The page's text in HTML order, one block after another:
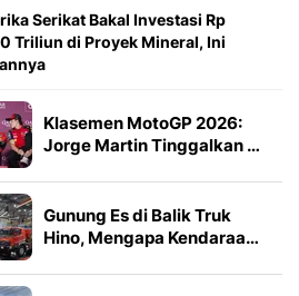
Serikat Bakal Investasi Rp
Triliun di Proyek Mineral, Ini
Klasemen MotoGP 2026:
Jorge Martin Tinggalkan …
Gunung Es di Balik Truk
Hino, Mengapa Kendaraa…